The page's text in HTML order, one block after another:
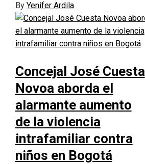
By Yenifer Ardila
Concejal José Cuesta
Novoa aborda el
alarmante aumento
de la violencia
intrafamiliar contra
niños en Bogotá